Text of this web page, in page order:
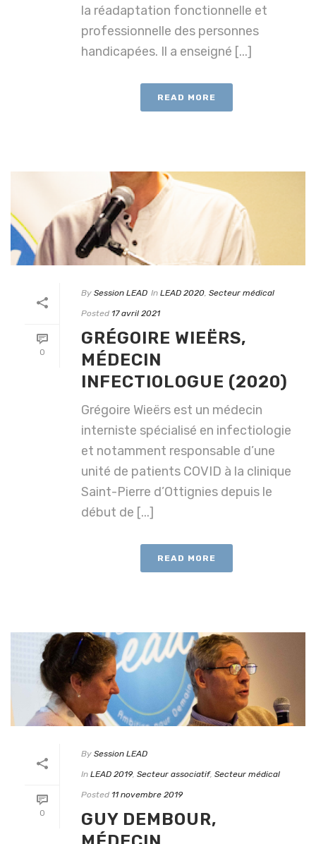
la réadaptation fonctionnelle et
professionnelle des personnes
handicapées. Il a enseigné [...]
READ MORE
0
By Session LEAD In LEAD 2020, Secteur médical
Posted 17 avril 2021
GRÉGOIRE WIEËRS,
MÉDECIN
INFECTIOLOGUE (2020)
Grégoire Wieërs est un médecin
interniste spécialisé en infectiologie
et notamment responsable d’une
unité de patients COVID à la clinique
Saint-Pierre d’Ottignies depuis le
début de [...]
READ MORE
0
By Session LEAD
In LEAD 2019, Secteur associatif, Secteur médical
Posted 11 novembre 2019
GUY DEMBOUR,